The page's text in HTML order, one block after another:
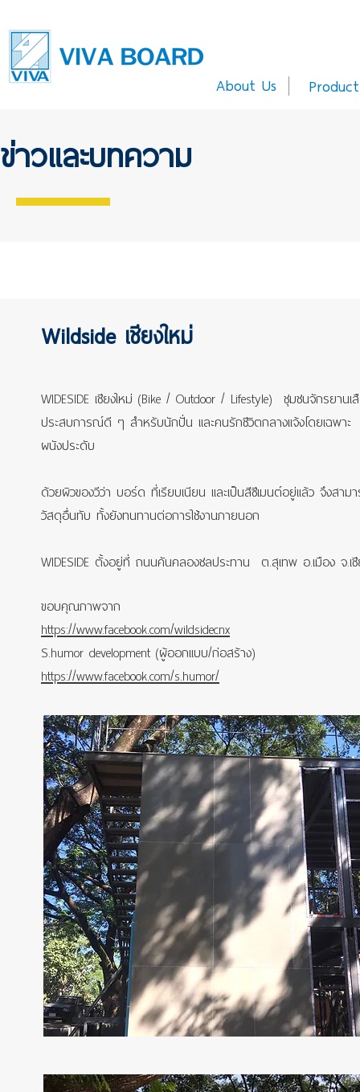
About Us Product
ข่าวและบทความ
Wildside เชียงใหม่
WIDESIDE เชียงใหม่ (Bike / Outdoor / Lifestyle) ชุมชนจักรยาน
ประสบการณ์ดี ๆ สำหรับนักปั่น และคนรักชีวิตกลางแจ้งโดยเฉพา
ผนังประดับ
ด้วยผิวของวีว่า บอร์ด ที่เรียบเนียน และเป็นสีซีเมนต์อยู่แล้ว จึงสาม
วัสดุอื่นทับ ทั้งยังทนทานต่อการใช้งานภายนอก
WIDESIDE ตั้งอยู่ที่ ถนนคันคลองชลประทาน ต.สุเทพ อ.เมือง จ.เ
ขอบคุณภาพจาก
https://www.facebook.com/wildsidecnx
S.humor development (ผู้ออกแบบ/ก่อสร้าง)
https://www.facebook.com/s.humor/